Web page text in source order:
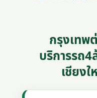
กรุงเทพ
บริการรถ
เชียง